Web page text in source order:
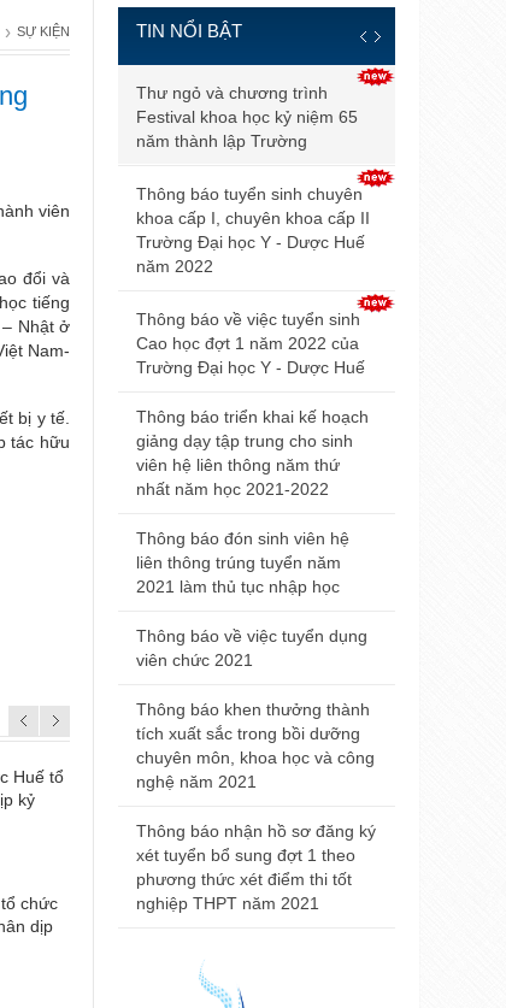
› SỰ KIỆN
viên
đổi và
tiếng
Nhật ở
Nam-
bị y tế.
tác hữu
Huế tổ
kỷ
chức
dịp
Lễ kỷ niệm 60 năm thành lập Trường
hạng Ba.
Hội nghị khoa học Nội khoa toàn quốc
TIN NỔI BẬT
Thư ngỏ và chương trình
Festival khoa học kỷ niệm 65
năm thành lập Trường
Thông báo tuyển sinh chuyên
khoa cấp I, chuyên khoa cấp II
Trường Đại học Y - Dược Huế
năm 2022
Thông báo về việc tuyển sinh
Cao học đợt 1 năm 2022 của
Trường Đại học Y - Dược Huế
Thông báo triển khai kế hoạch
giảng dạy tập trung cho sinh
viên hệ liên thông năm thứ
nhất năm học 2021-2022
Thông báo đón sinh viên hệ
liên thông trúng tuyển năm
2021 làm thủ tục nhập học
Thông báo về việc tuyển dụng
viên chức 2021
Thông báo khen thưởng thành
tích xuất sắc trong bồi dưỡng
chuyên môn, khoa học và công
nghệ năm 2021
Thông báo nhận hồ sơ đăng ký
xét tuyển bổ sung đợt 1 theo
phương thức xét điểm thi tốt
nghiệp THPT năm 2021